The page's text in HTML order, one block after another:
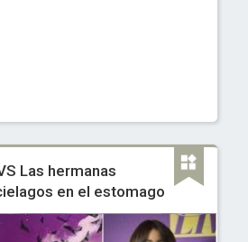
Las hermanas
en el estomago